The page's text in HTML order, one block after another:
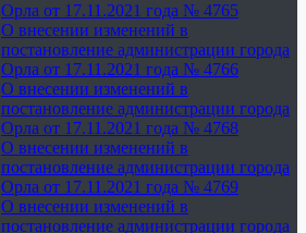
Орла от 17.11.2021 года № 4765
О внесении изменений в
постановление администрации города
Орла от 17.11.2021 года № 4766
О внесении изменений в
постановление администрации города
Орла от 17.11.2021 года № 4768
О внесении изменений в
постановление администрации города
Орла от 17.11.2021 года № 4769
О внесении изменений в
постановление администрации города